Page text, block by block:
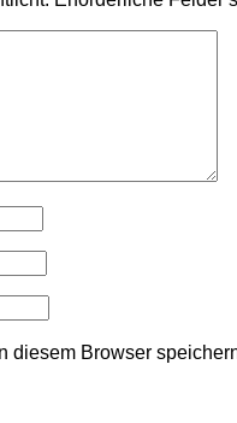
diesem Browser